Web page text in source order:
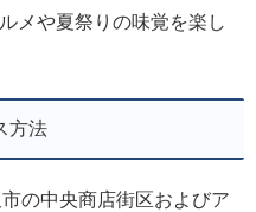
メや夏祭りの味覚を楽し
方法
の中央商店街区およびア